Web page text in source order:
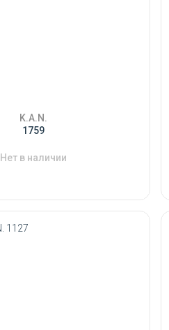
K.A.N.
1759
Нет в наличии